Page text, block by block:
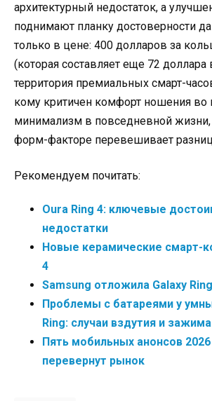
архитектурный недостаток, а
поднимают планку достоверности
только в цене: 400 долларов за
(которая составляет еще 72
территория премиальных смарт-
кому критичен комфорт ношения во
минимализм в повседневной жизни,
форм-факторе перевешивает
Рекомендуем почитать:
Oura Ring 4: ключевые
недостатки
Новые керамические смарт-
4
Samsung отложила Galaxy
Проблемы с батареями у
Ring: случаи вздутия и
Пять мобильных анонсов
перевернут рынок